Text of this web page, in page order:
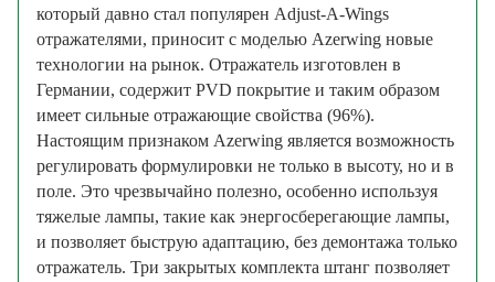
который давно стал популярен Adjust-A-Wings
отражателями, приносит с моделью Azerwing новые
технологии на рынок. Отражатель изготовлен в
Германии, содержит PVD покрытие и таким образом
имеет сильные отражающие свойства (96%).
Настоящим признаком Azerwing является возможность
регулировать формулировки не только в высоту, но и в
поле. Это чрезвычайно полезно, особенно используя
тяжелые лампы, такие как энергосберегающие лампы,
и позволяет быструю адаптацию, без демонтажа только
отражатель. Три закрытых комплекта штанг позволяет